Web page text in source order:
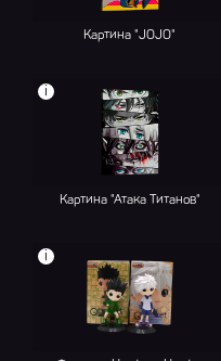
Картина "JOJO"
i
Картина "Атака Титанов"
i